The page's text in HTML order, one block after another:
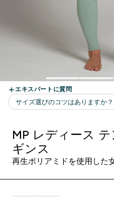
MP レディース
ギンス
再生ポリアミドを使用した